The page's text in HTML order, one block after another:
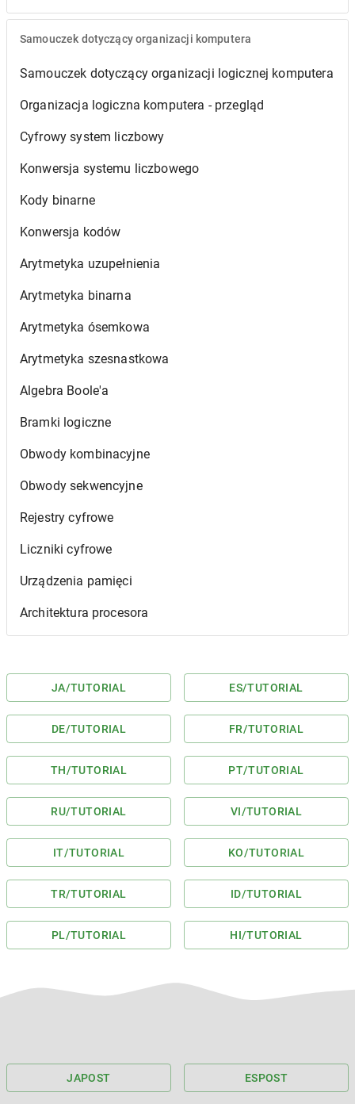
Samouczek dotyczący organizacji komputera
Samouczek dotyczący organizacji logicznej komputera
Organizacja logiczna komputera - przegląd
Cyfrowy system liczbowy
Konwersja systemu liczbowego
Kody binarne
Konwersja kodów
Arytmetyka uzupełnienia
Arytmetyka binarna
Arytmetyka ósemkowa
Arytmetyka szesnastkowa
Algebra Boole'a
Bramki logiczne
Obwody kombinacyjne
Obwody sekwencyjne
Rejestry cyfrowe
Liczniki cyfrowe
Urządzenia pamięci
Architektura procesora
JA/TUTORIAL ES/TUTORIAL
DE/TUTORIAL FR/TUTORIAL
TH/TUTORIAL PT/TUTORIAL
RU/TUTORIAL VI/TUTORIAL
IT/TUTORIAL KO/TUTORIAL
TR/TUTORIAL ID/TUTORIAL
PL/TUTORIAL HI/TUTORIAL
JAPOST ESPOST